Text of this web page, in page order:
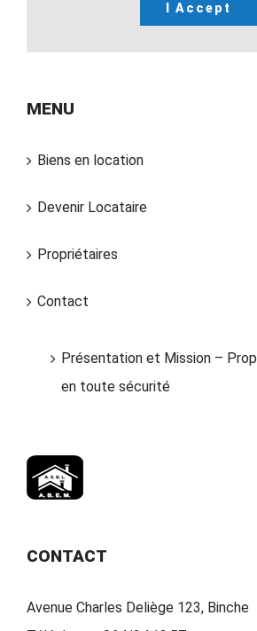
I Accept
MENU
Biens en location
Devenir Locataire
Propriétaires
Contact
Présentation et Mission –
en toute sécurité
CONTACT
Avenue Charles Deliège 123, Binche